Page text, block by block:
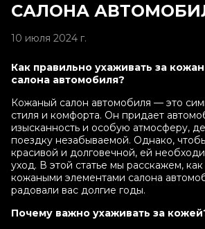
САЛОНА
10 июля 2024 г.
Как правильно ухаживать за
салона автомобиля?
Кожаный салон автомобиля — это
стиля и комфорта. Он придает
изысканность и особую атмосферу,
поездку незабываемой. Однако,
красивой и долговечной, ей
уход. В этой статье мы расскажем, как
кожаными элементами салона
радовали вас долгие годы.
Почему важно ухаживать за